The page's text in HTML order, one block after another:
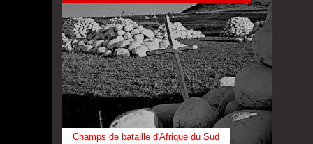
Champs de bataille d'Afrique du Sud